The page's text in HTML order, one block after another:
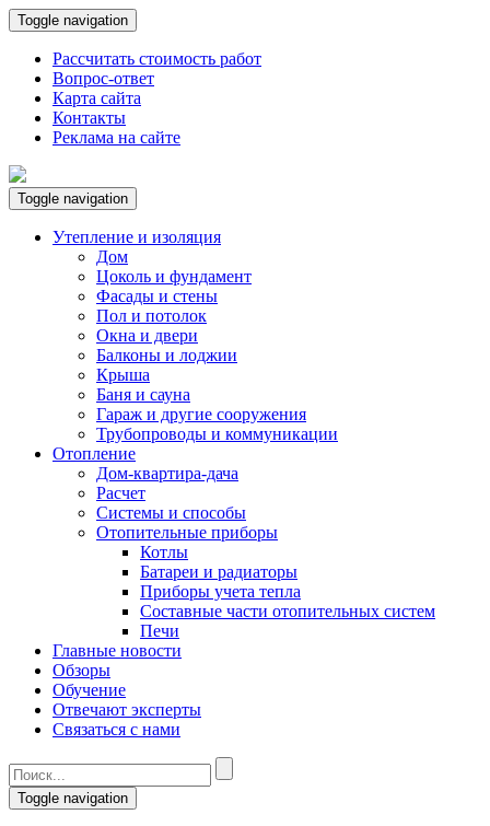
Toggle navigation
Рассчитать стоимость работ
Вопрос-ответ
Карта сайта
Контакты
Реклама на сайте
Toggle navigation
Утепление и изоляция
Дом
Цоколь и фундамент
Фасады и стены
Пол и потолок
Окна и двери
Балконы и лоджии
Крыша
Баня и сауна
Гараж и другие сооружения
Трубопроводы и коммуникации
Отопление
Дом-квартира-дача
Расчет
Системы и способы
Отопительные приборы
Котлы
Батареи и радиаторы
Приборы учета тепла
Составные части отопительных систем
Печи
Главные новости
Обзоры
Обучение
Отвечают эксперты
Связаться с нами
Toggle navigation